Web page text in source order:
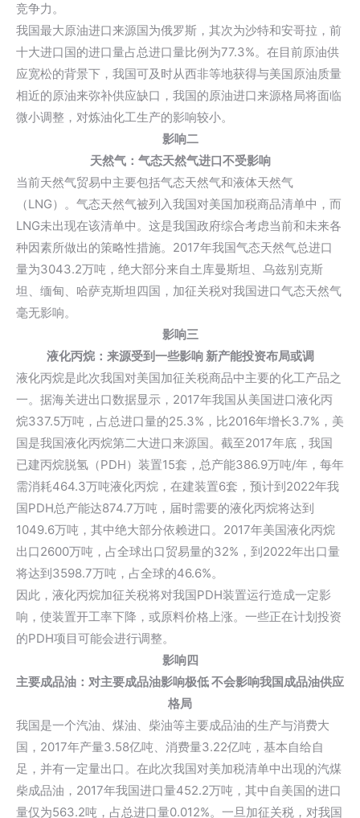
竞争力。
我国最大原油进口来源国为俄罗斯，其次为沙特和安哥拉，前
十大进口国的进口量占总进口量比例为77.3%。在目前原油供
应宽松的背景下，我国可及时从西非等地获得与美国原油质量
相近的原油来弥补供应缺口，我国的原油进口来源格局将面临
微小调整，对炼油化工生产的影响较小。
影响二
天然气：气态天然气进口不受影响
当前天然气贸易中主要包括气态天然气和液体天然气
（LNG）。气态天然气被列入我国对美国加税商品清单中，而
LNG未出现在该清单中。这是我国政府综合考虑当前和未来各
种因素所做出的策略性措施。2017年我国气态天然气总进口
量为3043.2万吨，绝大部分来自土库曼斯坦、乌兹别克斯
坦、缅甸、哈萨克斯坦四国，加征关税对我国进口气态天然气
毫无影响。
影响三
液化丙烷：来源受到一些影响 新产能投资布局或调
液化丙烷是此次我国对美国加征关税商品中主要的化工产品之
一。据海关进出口数据显示，2017年我国从美国进口液化丙
烷337.5万吨，占总进口量的25.3%，比2016年增长3.7%，美
国是我国液化丙烷第二大进口来源国。截至2017年底，我国
已建丙烷脱氢（PDH）装置15套，总产能386.9万吨/年，每年
需消耗464.3万吨液化丙烷，在建装置6套，预计到2022年我
国PDH总产能达874.7万吨，届时需要的液化丙烷将达到
1049.6万吨，其中绝大部分依赖进口。2017年美国液化丙烷
出口2600万吨，占全球出口贸易量的32%，到2022年出口量
将达到3598.7万吨，占全球的46.6%。
因此，液化丙烷加征关税将对我国PDH装置运行造成一定影
响，使装置开工率下降，或原料价格上涨。一些正在计划投资
的PDH项目可能会进行调整。
影响四
主要成品油：对主要成品油影响极低 不会影响我国成品油供应
格局
我国是一个汽油、煤油、柴油等主要成品油的生产与消费大
国，2017年产量3.58亿吨、消费量3.22亿吨，基本自给自
足，并有一定量出口。在此次我国对美加税清单中出现的汽煤
柴成品油，2017年我国进口量452.2万吨，其中自美国的进口
量仅为563.2吨，占总进口量0.012%。一旦加征关税，对我国